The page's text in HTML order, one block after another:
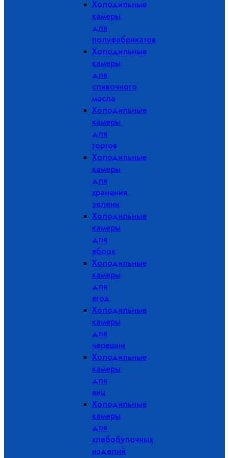
Холодильные
камеры
для
полуфабрикатов
Холодильные
камеры
для
сливочного
масла
Холодильные
камеры
для
тортов
Холодильные
камеры
для
хранения
зелени
Холодильные
камеры
для
яблок
Холодильные
камеры
для
ягод
Холодильные
камеры
для
черешни
Холодильные
камеры
для
яиц
Холодильные
камеры
для
хлебобулочных
изделий